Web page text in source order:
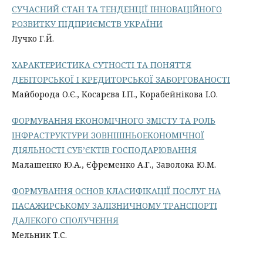
СУЧАСНИЙ СТАН ТА ТЕНДЕНЦІЇ ІННОВАЦІЙНОГО
РОЗВИТКУ ПІДПРИЄМСТВ УКРАЇНИ
Лучко Г.Й.
ХАРАКТЕРИСТИКА СУТНОСТІ ТА ПОНЯТТЯ
ДЕБІТОРСЬКОЇ І КРЕДИТОРСЬКОЇ ЗАБОРГОВАНОСТІ
Майборода О.Є., Косарєва І.П., Корабейнікова І.О.
ФОРМУВАННЯ ЕКОНОМІЧНОГО ЗМІСТУ ТА РОЛЬ
ІНФРАСТРУКТУРИ ЗОВНІШНЬОЕКОНОМІЧНОЇ
ДІЯЛЬНОСТІ СУБ’ЄКТІВ ГОСПОДАРЮВАННЯ
Малашенко Ю.А., Єфременко А.Г., Заволока Ю.М.
ФОРМУВАННЯ ОСНОВ КЛАСИФІКАЦІЇ ПОСЛУГ НА
ПАСАЖИРСЬКОМУ ЗАЛІЗНИЧНОМУ ТРАНСПОРТІ
ДАЛЕКОГО СПОЛУЧЕННЯ
Мельник Т.С.